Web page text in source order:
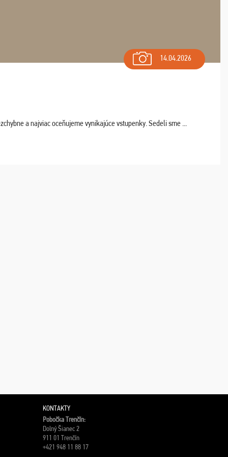
14.04.2026
a najviac oceňujeme vynikajúce vstupenky. Sedeli sme ...
KONTAKTY
Pobočka Trenčín:
Dolný Šianec 2
911 01 Trenčín
+421 948 11 88 17